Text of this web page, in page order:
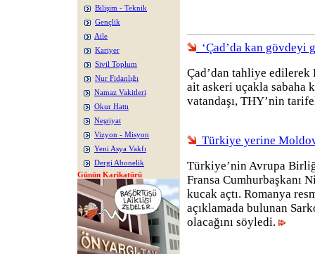
Bilişim - Teknik
Gençlik
Aile
Kariyer
Sivil Toplum
Nur Fidanlığı
Namaz Vakitleri
Okur Hattı
Neşriyat
Vizyon - Misyon
Yeni Asya Vakfı
Dergi Abonelik
Günün Karikatürü
‘Çad’da kan gövdeyi
Çad’dan tahliye edilerek
ait askeri uçakla sabaha
vatandaşı, THY’nin
Türkiye yerine
Türkiye’nin Avrupa
Fransa Cumhurbaşkanı
kucak açtı. Romanya
açıklamada bulunan
olacağını söyledi.